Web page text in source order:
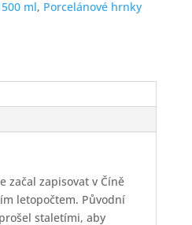
ml, Porcelánové hrnky
začal zapisovat v Číně
letopočtem. Původní
staletími, aby